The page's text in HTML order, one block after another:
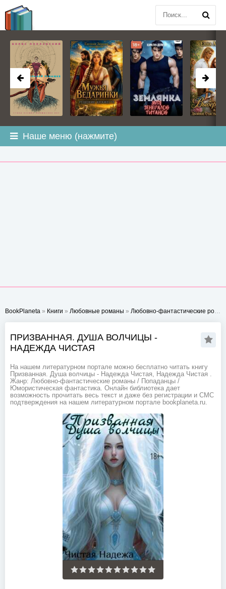
Наше меню (нажмите)
BookPlaneta » Книги » Любовные романы » Любовно-фантастические романы
ПРИЗВАННАЯ. ДУША ВОЛЧИЦЫ -
НАДЕЖДА ЧИСТАЯ
На нашем литературном портале можно бесплатно читать книгу
Призванная. Душа волчицы - Надежда Чистая, Надежда Чистая .
Жанр: Любовно-фантастические романы / Попаданцы /
Юмористическая фантастика. Онлайн библиотека дает
возможность прочитать весь текст и даже без регистрации и СМС
подтверждения на нашем литературном портале bookplaneta.ru.
BOOKPLANETA.COM